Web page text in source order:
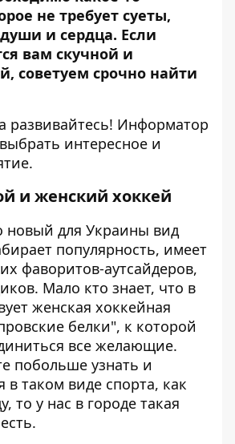
не требует суеты,
и сердца. Если
вам скучной и
советуем срочно найти
развивайтесь! Информатор
интересное и
и женский хоккей
новый для Украины вид
популярность, имеет
фаворитов-аутсайдеров,
Мало кто знает, что в
женская хоккейная
белки", к которой
все желающие.
побольше узнать и
в таком виде спорта, как
то у нас в городе такая